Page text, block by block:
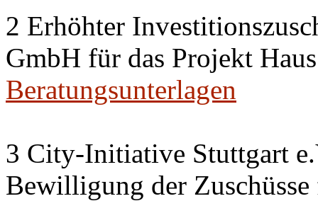
2 Erhöhter
GmbH für das Projekt
Beratungsunterlagen
3 City-Initiative Stuttgart
Bewilligung der